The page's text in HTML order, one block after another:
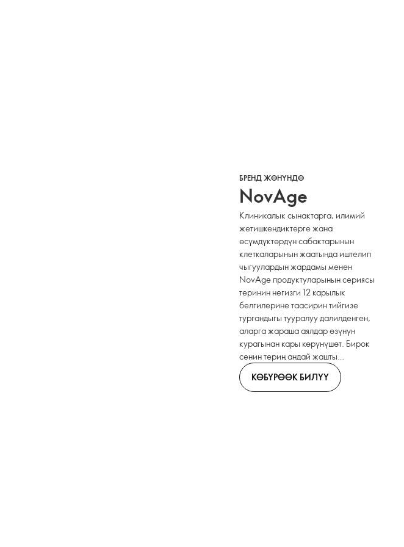
БРЕНД ЖӨНҮНДӨ
NovAge
Клиникалык сынактарга, илимий
жетишкендиктерге жана
өсүмдүктөрдүн сабактарынын
клеткаларынын жаатында иштелип
чыгуулардын жардамы менен
NovAge продуктуларынын сериясы
теринин негизги 12 карылык
белгилерине таасирин тийгизе
тургандыгы тууралуу далилденген,
аларга жараша аялдар өзүнүн
курагынан кары көрүнүшөт. Бирок
сенин териң андай жашты
аныктабашы керек! Сен өзүндү
канча жашта деп элестеткиң келсе,
жана ошондой көрүнүүнү кааласаң,
КӨБҮРӨӨК БИЛҮҮ